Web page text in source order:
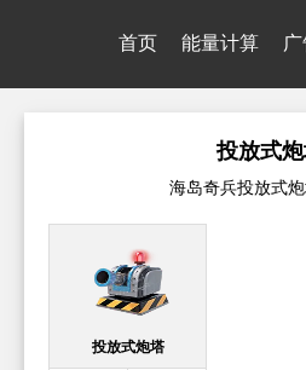
首页 能量计算
投放式
海岛奇兵投放式
投放式炮塔